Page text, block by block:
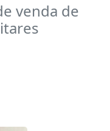
venda de